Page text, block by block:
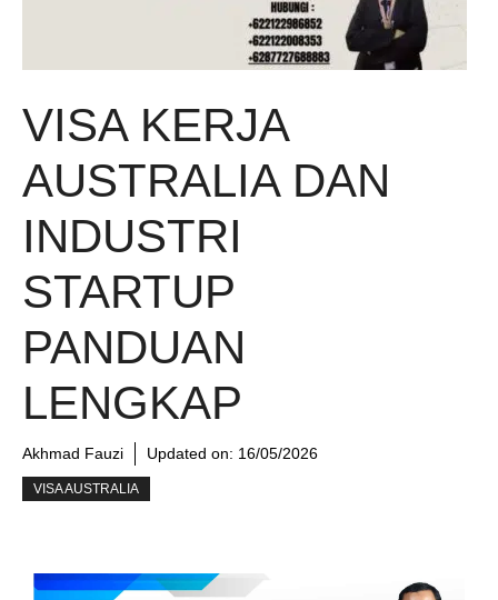
VISA KERJA
AUSTRALIA DAN
INDUSTRI
STARTUP
PANDUAN
LENGKAP
Akhmad Fauzi Updated on: 16/05/2026
VISA AUSTRALIA